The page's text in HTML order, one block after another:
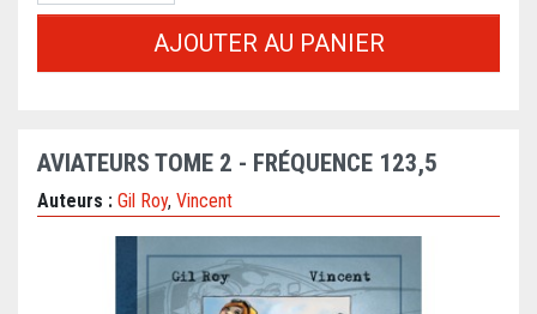
AJOUTER AU PANIER
AVIATEURS TOME 2 - FRÉQUENCE 123,5
Auteurs : Gil Roy, Vincent